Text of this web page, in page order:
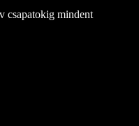
csapatokig mindent